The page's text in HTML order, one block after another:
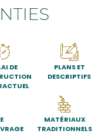
DE
PLANS ET
DESCRIPTIFS
MATÉRIAUX
TRADITIONNELS